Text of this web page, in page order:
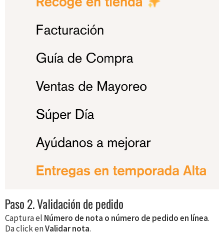
Paso 2. Validación de pedido
Captura el Número de nota o número de pedido en línea.
Da click enValidar nota.